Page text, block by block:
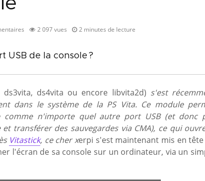
2 097 vues 2 minutes de lecture
USB de la console ?
ds4vita ou encore libvita2d) s'est
dans le système de la PS Vita. Ce module
n'importe quel autre port USB (et donc
transférer des sauvegardes via CMA), ce qui
Vitastick, ce cher xerpi s'est maintenant mis en tête
l'écran de sa console sur un ordinateur, via un